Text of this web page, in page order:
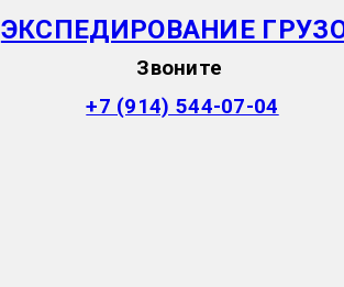
ЭКСПЕДИРОВАНИЕ
Звоните
+7 (914) 544-07-04